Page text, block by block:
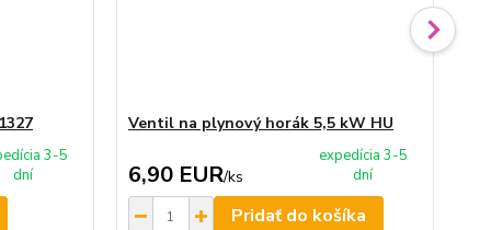
3-5
dní
Ventil na plynový horák 5,5 kW HU
6,90 EUR/ks
expedícia 3-5
dní
Pridať do košíka